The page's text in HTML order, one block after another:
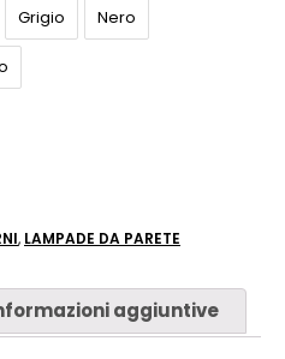
Grigio Nero
, LAMPADE DA PARETE
aggiuntive